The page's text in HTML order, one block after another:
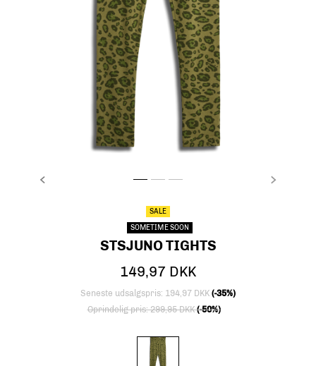
FORRIGE stsJUNO TIGHTS, DRIED HERB, packshot
stsJUNO TIGHTS, DRIED HERB, packshot
stsJUNO TIGHTS, DRIED HERB,
NÆSTE
SALE
SOMETIME SOON
STSJUNO TIGHTS
149,97 DKK
Seneste udsalgspris: 194,97 DKK (-35%)
Nedsat fra
Oprindelig pris: 299,95 DKK(-50%)